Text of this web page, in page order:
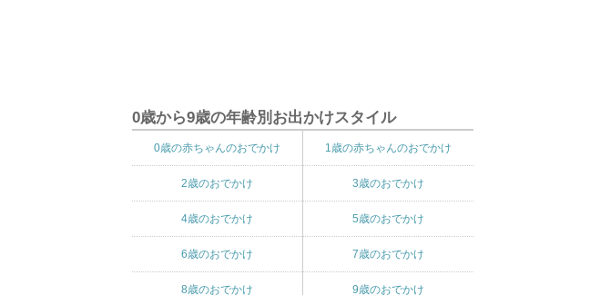
0歳から9歳の年齢別お出かけスタイル
0歳の赤ちゃんのおでかけ 1歳の赤ちゃんのおでかけ
2歳のおでかけ 3歳のおでかけ
4歳のおでかけ 5歳のおでかけ
6歳のおでかけ 7歳のおでかけ
8歳のおでかけ 9歳のおでかけ